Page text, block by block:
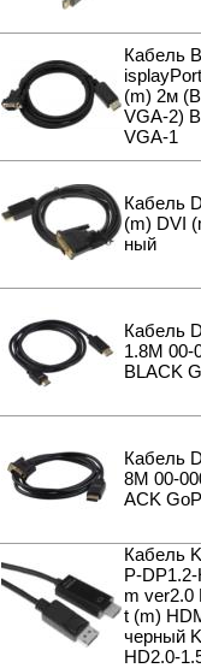
Кабель
(m) 2м
VGA-2)
VGA-1
Кабель
(m) DVI
ный
Кабель
1.8M 00-
BLACK
Кабель
8M 00-
ACK
Кабель
P-
m ver2.0
t (m)
черный
HD2.0-